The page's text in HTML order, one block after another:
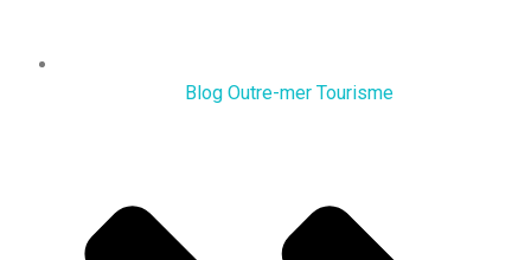
Blog Outre-mer Tourisme